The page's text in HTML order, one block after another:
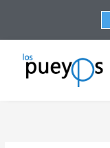
contenido